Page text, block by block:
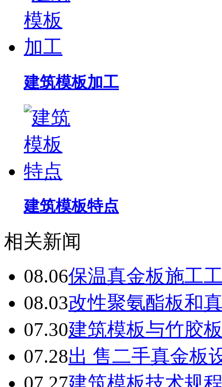
建筑模板加工
建筑模板特点
相关新闻
08.06保温真金板施工
08.03改性聚氨酯板和
07.30建筑模板与竹胶
07.28出 售二手真金板